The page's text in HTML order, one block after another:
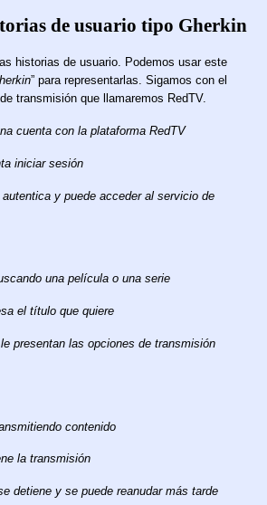
de usuario tipo Gherkin
historias de usuario. Podemos usar este
” para representarlas. Sigamos con el
transmisión que llamaremos RedTV.
cuenta con la plataforma RedTV
iniciar sesión
y puede acceder al servicio de
una película o una serie
el título que quiere
presentan las opciones de transmisión
contenido
la transmisión
detiene y se puede reanudar más tarde